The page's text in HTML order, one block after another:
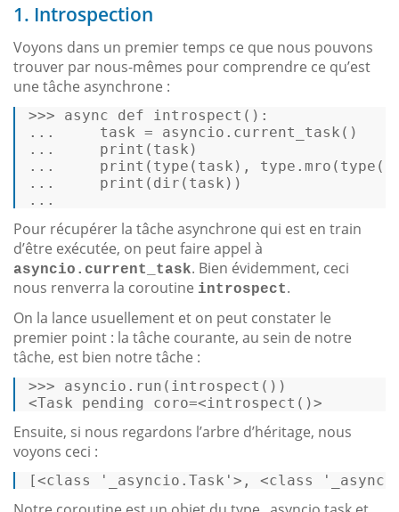
1. Introspection
Voyons dans un premier temps ce que nous pouvons
trouver par nous-mêmes pour comprendre ce qu’est
une tâche asynchrone :
>>> async def introspect ():
...     task = asyncio.current_task()
... print (task)
... print ( type (task), type .mro( type
... print ( dir
...
Pour récupérer la tâche asynchrone qui est en train
d’être exécutée, on peut faire appel à
asyncio.current_task. Bien évidemment, ceci
nous renverra la coroutine introspect.
On la lance usuellement et on peut constater le
premier point : la tâche courante, au sein de notre
tâche, est bien notre tâche :
>>>
asyncio.run(introspect())
<Task pending coro=<introspect()>
Ensuite, si nous regardons l’arbre d’héritage, nous
voyons ceci :
[<class '_asyncio.Task' >, <class